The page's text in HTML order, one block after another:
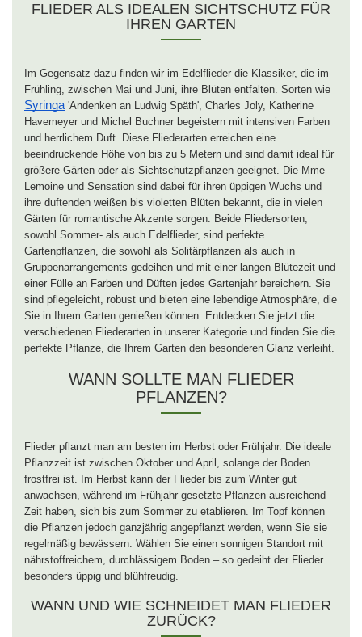
FLIEDER ALS IDEALEN SICHTSCHUTZ FÜR
IHREN GARTEN
Im Gegensatz dazu finden wir im Edelflieder die Klassiker, die im
Frühling, zwischen Mai und Juni, ihre Blüten entfalten. Sorten wie
Syringa'Andenken an Ludwig Späth', Charles Joly, Katherine
Havemeyer und Michel Buchner begeistern mit intensiven Farben
und herrlichem Duft. Diese Fliederarten erreichen eine
beeindruckende Höhe von bis zu 5 Metern und sind damit ideal für
größere Gärten oder als Sichtschutzpflanzen geeignet. Die Mme
Lemoine und Sensation sind dabei für ihren üppigen Wuchs und
ihre duftenden weißen bis violetten Blüten bekannt, die in vielen
Gärten für romantische Akzente sorgen. Beide Fliedersorten,
sowohl Sommer- als auch Edelflieder, sind perfekte
Gartenpflanzen, die sowohl als Solitärpflanzen als auch in
Gruppenarrangements gedeihen und mit einer langen Blütezeit und
einer Fülle an Farben und Düften jedes Gartenjahr bereichern. Sie
sind pflegeleicht, robust und bieten eine lebendige Atmosphäre, die
Sie in Ihrem Garten genießen können. Entdecken Sie jetzt die
verschiedenen Fliederarten in unserer Kategorie und finden Sie die
perfekte Pflanze, die Ihrem Garten den besonderen Glanz verleiht.
WANN SOLLTE MAN FLIEDER
PFLANZEN?
Flieder pflanzt man am besten im Herbst oder Frühjahr. Die ideale
Pflanzzeit ist zwischen Oktober und April, solange der Boden
frostfrei ist. Im Herbst kann der Flieder bis zum Winter gut
anwachsen, während im Frühjahr gesetzte Pflanzen ausreichend
Zeit haben, sich bis zum Sommer zu etablieren. Im Topf können
die Pflanzen jedoch ganzjährig angepflanzt werden, wenn Sie sie
regelmäßig bewässern. Wählen Sie einen sonnigen Standort mit
nährstoffreichem, durchlässigem Boden – so gedeiht der Flieder
besonders üppig und blühfreudig.
WANN UND WIE SCHNEIDET MAN FLIEDER
ZURÜCK?